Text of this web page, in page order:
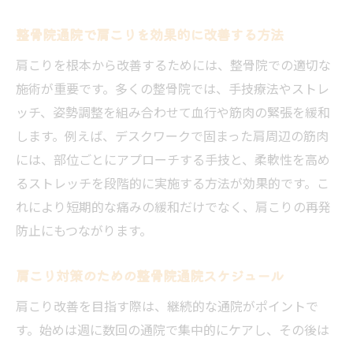
整骨院通院で肩こりを効果的に改善する方法
肩こりを根本から改善するためには、整骨院での適切な
施術が重要です。多くの整骨院では、手技療法やストレ
ッチ、姿勢調整を組み合わせて血行や筋肉の緊張を緩和
します。例えば、デスクワークで固まった肩周辺の筋肉
には、部位ごとにアプローチする手技と、柔軟性を高め
るストレッチを段階的に実施する方法が効果的です。こ
れにより短期的な痛みの緩和だけでなく、肩こりの再発
防止にもつながります。
肩こり対策のための整骨院通院スケジュール
肩こり改善を目指す際は、継続的な通院がポイントで
す。始めは週に数回の通院で集中的にケアし、その後は